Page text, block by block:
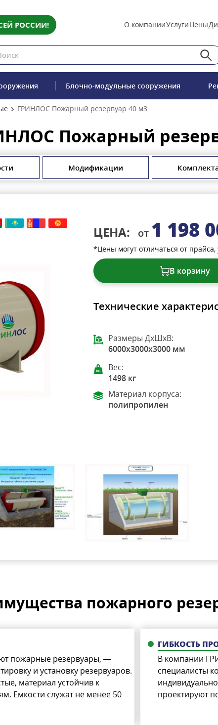
РОССИИ! О компанииУслугиЦены
Блочно-модульные сооружения
ГРИНЛОС Пожарный резервуар 40 м3
Пожарный
Модификации
ЦЕНА: от 1 198
*Цены могут отличаться от
В корзину
Технические
Размеры ДхШхВ:
6000x3000x3000 мм
Вес:
1498 кг
Материал корпуса:
полипропилен
пожарного
пожарные резервуары, —
и установку резервуаров.
материал устойчив к
Емкости служат не менее 50
ГИБКОСТЬ
В компании
специалисты
проектируют